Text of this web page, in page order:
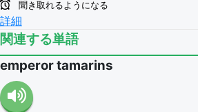
聞き取れるようになる
詳細
関連する単語
emperor tamarins